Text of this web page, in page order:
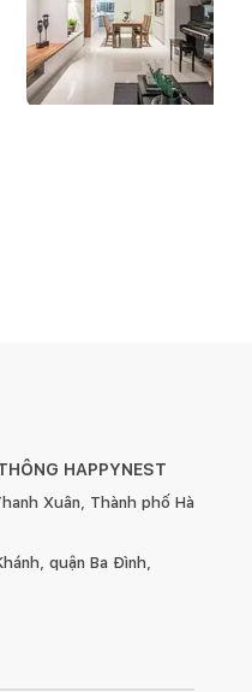
HAPPYNEST
Xuân, Thành phố Hà
quận Ba Đình,